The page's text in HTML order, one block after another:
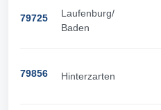
79725
Laufenburg/
Baden
79856 Hinterzarten